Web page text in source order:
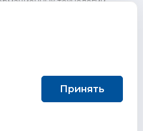
(Роскомнадзор) 24 июля
года.
Эл № ФС77-73321
(исполнительно-
городского округа "Город
Байкова Е.А.
почты Редакции:
+7 (484) 395-85-85
материалы 18+
персональных
Принять